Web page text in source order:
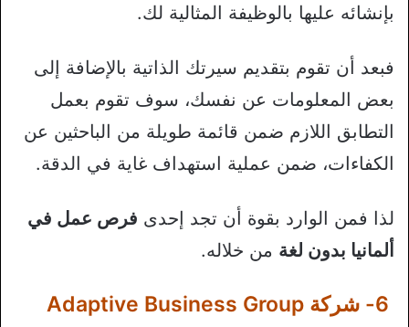
بإنشائه عليها بالوظيفة المثالية لك.
فبعد أن تقوم بتقديم سيرتك الذاتية بالإضافة إلى
بعض المعلومات عن نفسك، سوف تقوم بعمل
التطابق اللازم ضمن قائمة طويلة من الباحثين عن
الكفاءات، ضمن عملية استهداف غاية في الدقة.
لذا فمن الوارد بقوة أن تجد إحدى فرص عمل في
ألمانيا بدون لغة من خلاله.
6- شركة Adaptive Business Group